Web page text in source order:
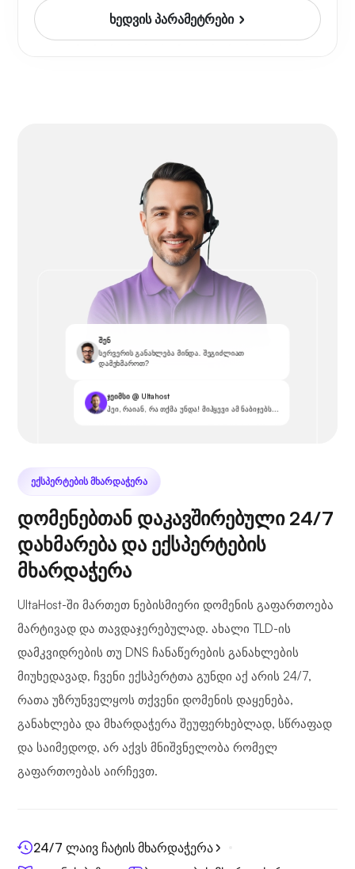
ხედვის პარამეტრები
შენ
სერვერის განახლება მინდა. შეგიძლიათ
დამეხმაროთ?
ჯეიმსი @ Ultahost
ჰეი, რაიან, რა თქმა უნდა! მიჰყევი ამ ნაბიჯებს...
ᲔᲥᲡᲞᲔᲠᲢᲔᲑᲘᲡ ᲛᲮᲐᲠᲓᲐᲭᲔᲠᲐ
დომენებთან დაკავშირებული 24/7
დახმარება და ექსპერტების
მხარდაჭერა
UltaHost-ში მართეთ ნებისმიერი დომენის გაფართოება
მარტივად და თავდაჯერებულად. ახალი TLD-ის
დამკვიდრების თუ DNS ჩანაწერების განახლების
მიუხედავად, ჩვენი ექსპერტთა გუნდი აქ არის 24/7,
რათა უზრუნველყოს თქვენი დომენის დაყენება,
განახლება და მხარდაჭერა შეუფერხებლად, სწრაფად
და საიმედოდ, არ აქვს მნიშვნელობა რომელ
გაფართოებას აირჩევთ.
24/7 ლაივ ჩატის მხარდაჭერა